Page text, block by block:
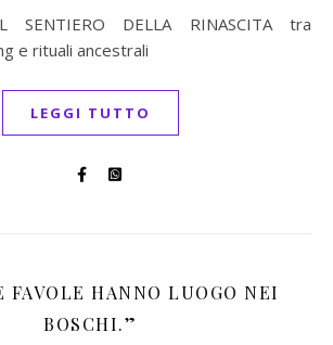
e rituali ancestrali
LEGGI TUTTO
FAVOLE HANNO LUOGO NEI
BOSCHI.”